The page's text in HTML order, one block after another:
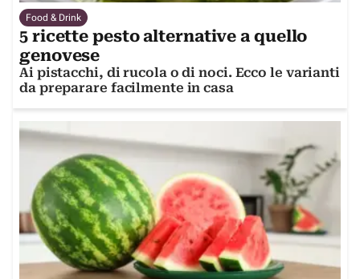
Food & Drink
5 ricette pesto alternative a quello
genovese
Ai pistacchi, di rucola o di noci. Ecco le varianti
da preparare facilmente in casa